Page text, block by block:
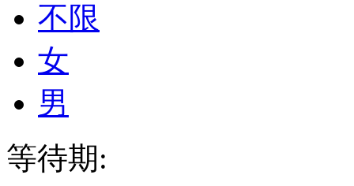
不限
女
男
等待期: